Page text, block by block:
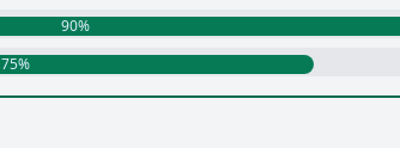
90%
75%